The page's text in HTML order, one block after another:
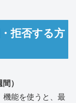
拒否する方
）
能を使うと、最